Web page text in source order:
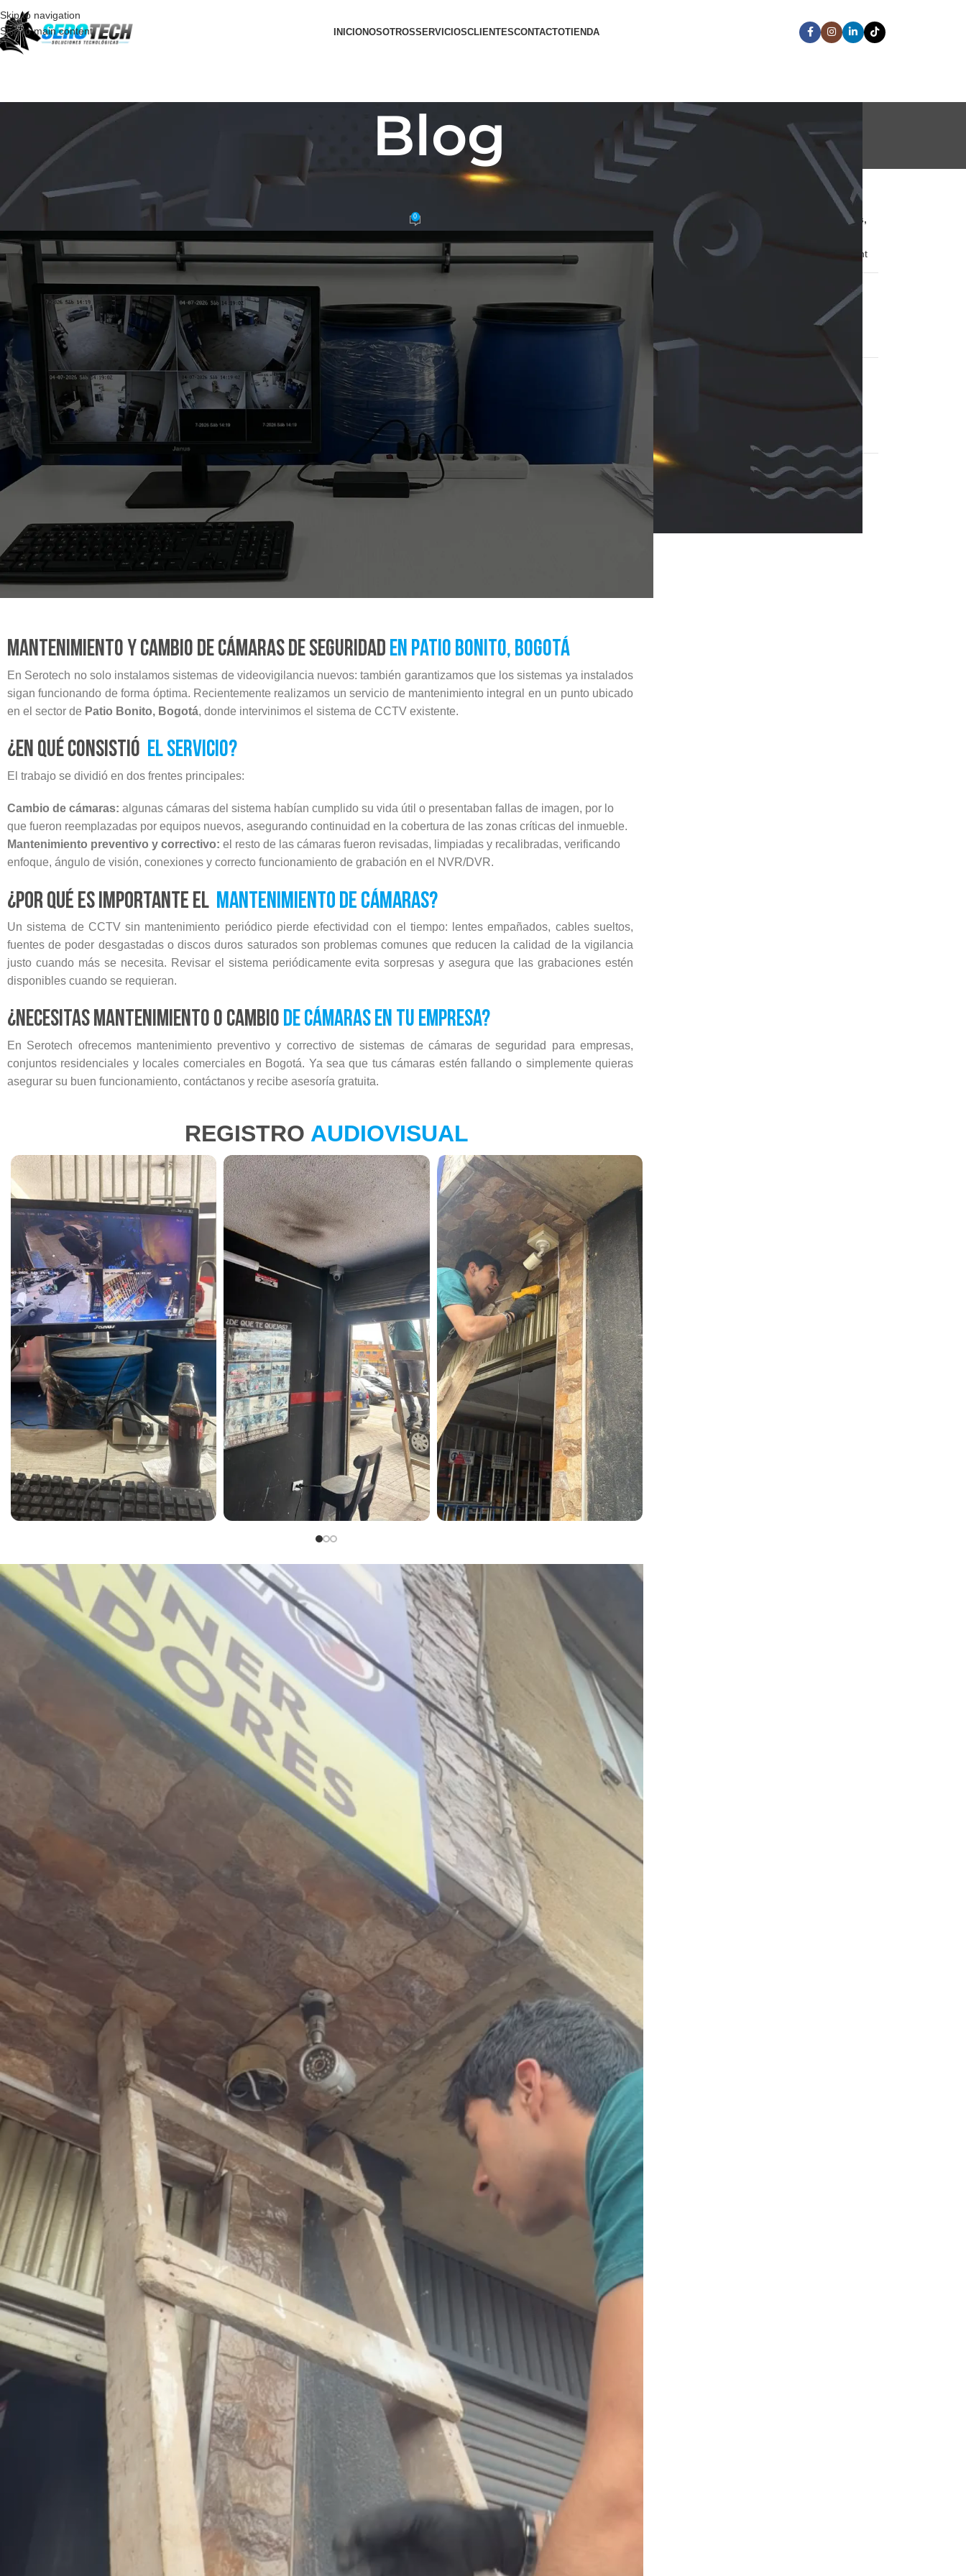
Skip to navigation
Skip to main content
INICIONOSOTROSSERVICIOSCLIENTESCONTACTOTIENDA
Blog
Mantenimiento de cámaras de seguridad en Patio Bonito, Bogotá
Posted by 0
Mantenimiento y cambio de cámaras de seguridad en Patio Bonito, Bogotá
En Serotech no solo instalamos sistemas de videovigilancia nuevos: también garantizamos que los sistemas ya instalados
sigan funcionando de forma óptima. Recientemente realizamos un servicio de mantenimiento integral en un punto ubicado
en el sector de Patio Bonito, Bogotá, donde intervinimos el sistema de CCTV existente.
¿En qué consistió el servicio?
El trabajo se dividió en dos frentes principales:
Cambio de cámaras: algunas cámaras del sistema habían cumplido su vida útil o presentaban fallas de imagen, por lo
que fueron reemplazadas por equipos nuevos, asegurando continuidad en la cobertura de las zonas críticas del inmueble.
Mantenimiento preventivo y correctivo: el resto de las cámaras fueron revisadas, limpiadas y recalibradas, verificando
enfoque, ángulo de visión, conexiones y correcto funcionamiento de grabación en el NVR/DVR.
¿Por qué es importante el mantenimiento de cámaras?
Un sistema de CCTV sin mantenimiento periódico pierde efectividad con el tiempo: lentes empañados, cables sueltos,
fuentes de poder desgastadas o discos duros saturados son problemas comunes que reducen la calidad de la vigilancia
justo cuando más se necesita. Revisar el sistema periódicamente evita sorpresas y asegura que las grabaciones estén
disponibles cuando se requieran.
¿Necesitas mantenimiento o cambio de cámaras en tu empresa?
En Serotech ofrecemos mantenimiento preventivo y correctivo de sistemas de cámaras de seguridad para empresas,
conjuntos residenciales y locales comerciales en Bogotá. Ya sea que tus cámaras estén fallando o simplemente quieras
asegurar su buen funcionamiento, contáctanos y recibe asesoría gratuita.
REGISTRO AUDIOVISUAL
Instalación de cámaras
EZVIZ en Panitas Guayos,
1 Comment
Instalación de cámaras
EZVIZ en Conjunto DC
Home, Suba, Bogotá
Instalación de cámaras